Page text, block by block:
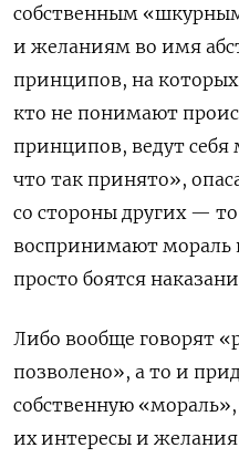
собственным
и желаниям во имя
принципов, на
кто не понимают
принципов, ведут
что так принято»,
со стороны других — то
воспринимают мораль
просто боятся
Либо вообще говорят
позволено», а то и
собственную
их интересы и